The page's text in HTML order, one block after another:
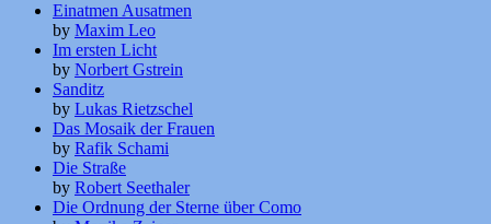
Einatmen Ausatmen
by Maxim Leo
Im ersten Licht
by Norbert Gstrein
Sanditz
by Lukas Rietzschel
Das Mosaik der Frauen
by Rafik Schami
Die Straße
by Robert Seethaler
Die Ordnung der Sterne über Como